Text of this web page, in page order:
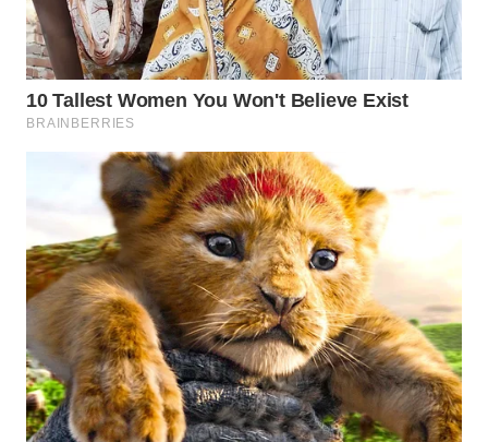
TINGGI
WN
PAKPAK
KARAWANG
BEKASI
WN
BOGOR
WN
DEPOK